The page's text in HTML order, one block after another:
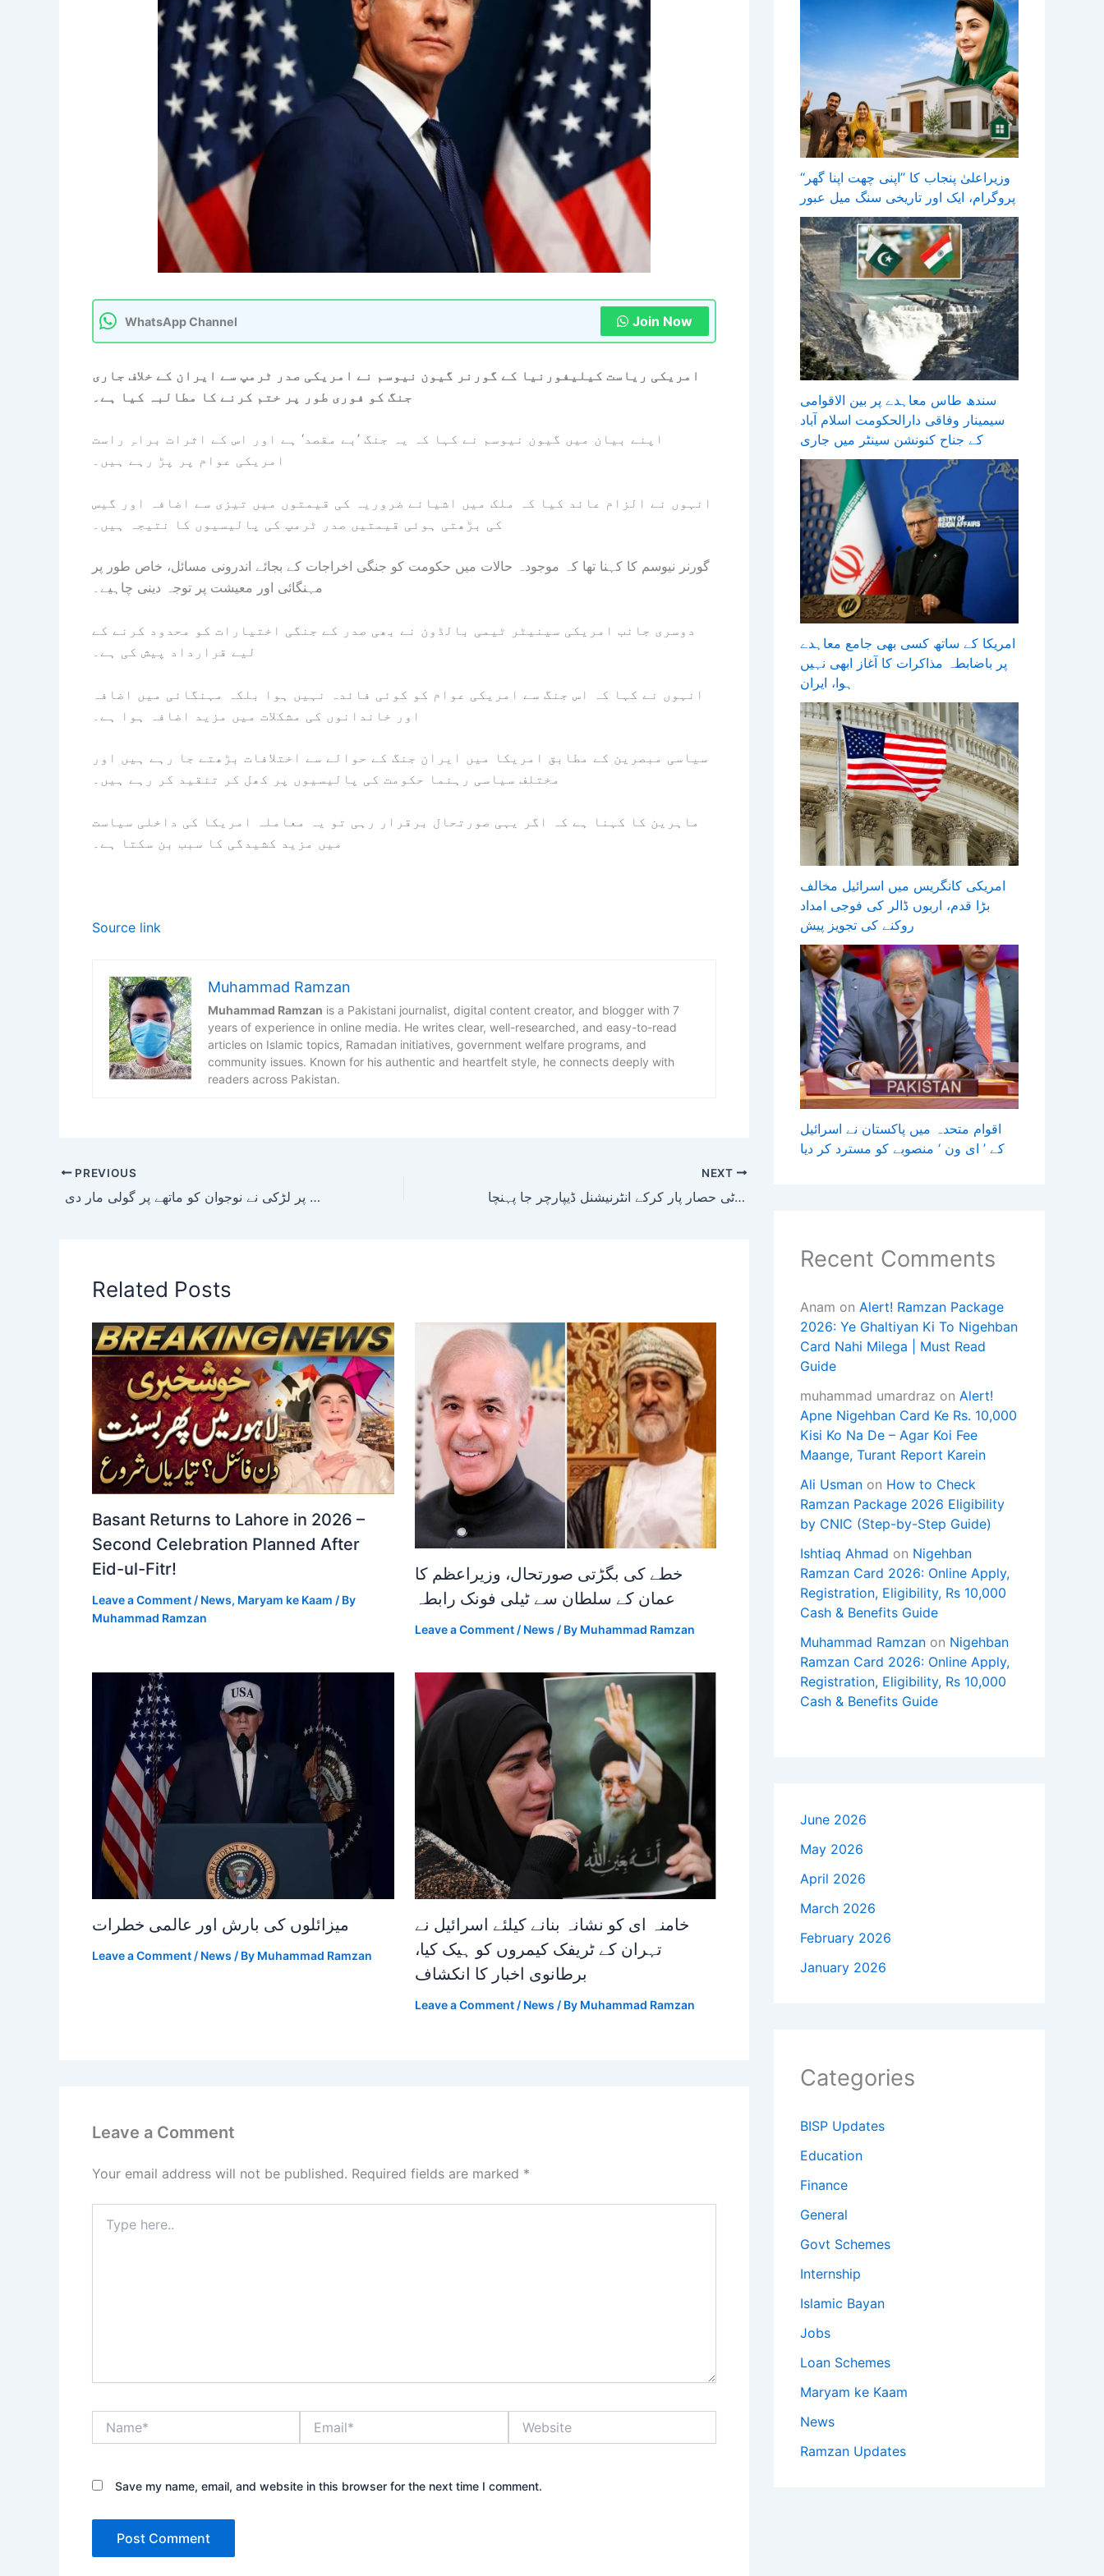
WhatsApp Channel Join Now
امریکی ریاست کیلیفورنیا کے گورنر گیون نیوسم نے امریکی صدر ٹرمپ سے ایران کے خلاف جاری
جنگ کو فوری طور پر ختم کرنے کا مطالبہ کیا ہے۔
اپنے بیان میں گیون نیوسم نے کہا کہ یہ جنگ ’بے مقصد‘ ہے اور اس کے اثرات براہِ راست
امریکی عوام پر پڑ رہے ہیں۔
انہوں نے الزام عائد کیا کہ ملک میں اشیائے ضروریہ کی قیمتوں میں تیزی سے اضافہ اور گیس
کی بڑھتی ہوئی قیمتیں صدر ٹرمپ کی پالیسیوں کا نتیجہ ہیں۔
گورنر نیوسم کا کہنا تھا کہ موجودہ حالات میں حکومت کو جنگی اخراجات کے بجائے اندرونی مسائل، خاص طور پر
مہنگائی اور معیشت پر توجہ دینی چاہیے۔
دوسری جانب امریکی سینیٹر ٹیمی بالڈون نے بھی صدر کے جنگی اختیارات کو محدود کرنے کے
لیے قرارداد پیش کی ہے۔
انہوں نے کہا کہ اس جنگ سے امریکی عوام کو کوئی فائدہ نہیں ہوا بلکہ مہنگائی میں اضافہ
اور خاندانوں کی مشکلات میں مزید اضافہ ہوا ہے۔
سیاسی مبصرین کے مطابق امریکا میں ایران جنگ کے حوالے سے اختلافات بڑھتے جا رہے ہیں اور
مختلف سیاسی رہنما حکومت کی پالیسیوں پر کھل کر تنقید کر رہے ہیں۔
ماہرین کا کہنا ہے کہ اگر یہی صورتحال برقرار رہی تو یہ معاملہ امریکا کی داخلی سیاست
میں مزید کشیدگی کا سبب بن سکتا ہے۔
Source link
Muhammad Ramzan
Muhammad Ramzan is a Pakistani journalist, digital content creator, and blogger with 7
years of experience in online media. He writes clear, well-researched, and easy-to-read
articles on Islamic topics, Ramadan initiatives, government welfare programs, and
community issues. Known for his authentic and heartfelt style, he connects deeply with
readers across Pakistan.
PREVIOUS
پتوکی: شادی سے انکار پر لڑکی نے نوجوان کو ماتھے پر گولی مار دی
NEXT
اسلام آباد ایئرپورٹ؛ چینی شہری جعلی ٹکٹ پر سیکیورٹی حصار پار کرکے انٹرنیشنل ڈیپارچر جا پہنچا
Related Posts
Basant Returns to Lahore in 2026 –
Second Celebration Planned After
Eid-ul-Fitr!
Leave a Comment / News, Maryam ke Kaam / By
Muhammad Ramzan
خطے کی بگڑتی صورتحال، وزیراعظم کا
عمان کے سلطان سے ٹیلی فونک رابطہ
Leave a Comment / News / By Muhammad Ramzan
میزائلوں کی بارش اور عالمی خطرات
Leave a Comment / News / By Muhammad Ramzan
خامنہ ای کو نشانہ بنانے کیلئے اسرائیل نے
تہران کے ٹریفک کیمروں کو ہیک کیا،
برطانوی اخبار کا انکشاف
Leave a Comment / News / By Muhammad Ramzan
Leave a Comment
Your email address will not be published. Required fields are marked *
here..
Save my name, email, and website in this browser for the next time I comment.
وزیراعلیٰ پنجاب کا ’’اپنی چھت اپنا گھر‘‘
پروگرام، ایک اور تاریخی سنگ میل عبور
سندھ طاس معاہدے پر بین الاقوامی
سیمینار وفاقی دارالحکومت اسلام آباد
کے جناح کنونشن سینٹر میں جاری
امریکا کے ساتھ کسی بھی جامع معاہدے
پر باضابطہ مذاکرات کا آغاز ابھی نہیں
ہوا، ایران
امریکی کانگریس میں اسرائیل مخالف
بڑا قدم، اربوں ڈالر کی فوجی امداد
روکنے کی تجویز پیش
اقوام متحدہ میں پاکستان نے اسرائیل
کے ’ ای ون ‘ منصوبے کو مسترد کر دیا
Recent Comments
Anam on Alert! Ramzan Package
2026: Ye Ghaltiyan Ki To Nigehban
Card Nahi Milega | Must Read
Guide
muhammad umardraz on Alert!
Apne Nigehban Card Ke Rs. 10,000
Kisi Ko Na De – Agar Koi Fee
Maange, Turant Report Karein
Ali Usman on How to Check
Ramzan Package 2026 Eligibility
by CNIC (Step-by-Step Guide)
Ishtiaq Ahmad on Nigehban
Ramzan Card 2026: Online Apply,
Registration, Eligibility, Rs 10,000
Cash & Benefits Guide
Muhammad Ramzan on Nigehban
Ramzan Card 2026: Online Apply,
Registration, Eligibility, Rs 10,000
Cash & Benefits Guide
June 2026
May 2026
April 2026
March 2026
February 2026
January 2026
Categories
BISP Updates
Education
Finance
General
Govt Schemes
Internship
Islamic Bayan
Jobs
Loan Schemes
Maryam ke Kaam
News
Ramzan Updates